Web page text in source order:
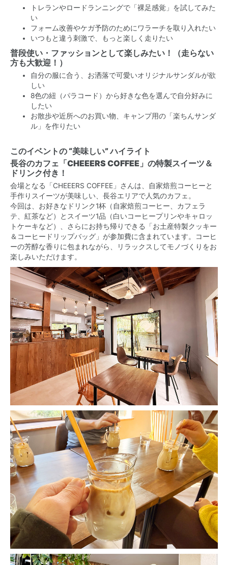
トレランやロードランニングで「裸足感覚」を試してみた
い
フォーム改善やケガ予防のためにワラーチを取り入れたい
いつもと違う刺激で、もっと楽しく走りたい
普段使い・ファッションとして楽しみたい！（走らない
方も大歓迎！）
自分の服に合う、お洒落で可愛いオリジナルサンダルが欲
しい
8色の紐（パラコード）から好きな色を選んで自分好みに
したい
お散歩や近所へのお買い物、キャンプ用の「楽ちんサンダ
ル」を作りたい
このイベントの “美味しい” ハイライト
長谷のカフェ「CHEEERS COFFEE」の特製スイーツ＆
ドリンク付き！
会場となる「CHEEERS COFFEE」さんは、自家焙煎コーヒーと
手作りスイーツが美味しい、長谷エリアで人気のカフェ。
今回は、お好きなドリンク1杯（自家焙煎コーヒー、カフェラ
テ、紅茶など）とスイーツ1品（白いコーヒープリンやキャロッ
トケーキなど）、さらにお持ち帰りできる「お土産特製クッキー
＆コーヒードリップバッグ」が参加費に含まれています。コーヒ
ーの芳醇な香りに包まれながら、リラックスしてモノづくりをお
楽しみいただけます。